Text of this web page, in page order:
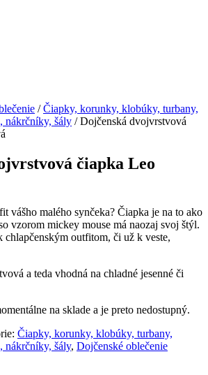
/Čiapky, korunky, klobúky, turbany,
nákrčníky, šály / Dojčenská dvojvrstvová
čiapka Leo
vášho malého synčeka? Čiapka je na to ako
vzorom mickey mouse má naozaj svoj štýl.
outfitom, či už k veste,
a teda vhodná na chladné jesenné či
na sklade a je preto nedostupný.
Čiapky, korunky, klobúky, turbany,
nákrčníky, šály, Dojčenské oblečenie